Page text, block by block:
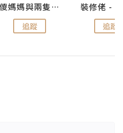
儍媽媽與兩隻小魔怪之家
追蹤 追蹤